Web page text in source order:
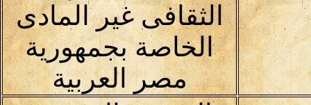
الثقافى غير المادى
الخاصة بجمهورية
مصر العربية